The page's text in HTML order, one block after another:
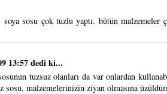
sosu çok tuzlu yaptı. bütün malzemeler
13:57 dedi ki...
tuzsuz olanları da var onlardan
sosu, malzemelerinizin ziyan olmasına